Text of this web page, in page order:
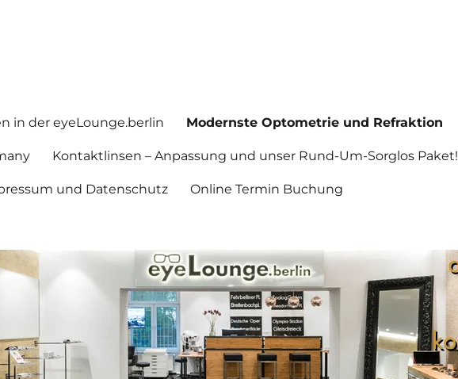
in der eyeLounge.berlin Modernste Optometrie und Refraktion
Kontaktlinsen – Anpassung und unser Rund-Um-Sorglos Paket!
und Datenschutz Online Termin Buchung